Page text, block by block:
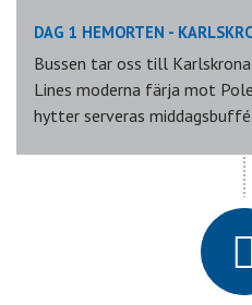
DAG 1 HEMORTEN -
Bussen tar oss till
Lines moderna färja mot
hytter serveras middagsbuffé.